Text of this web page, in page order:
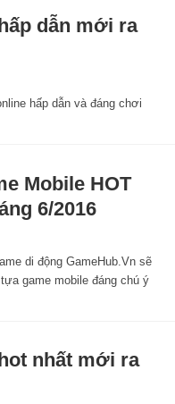
dẫn mới ra
hấp dẫn và đáng chơi
Mobile HOT
6/2016
di động GameHub.Vn sẽ
game mobile đáng chú ý
nhất mới ra